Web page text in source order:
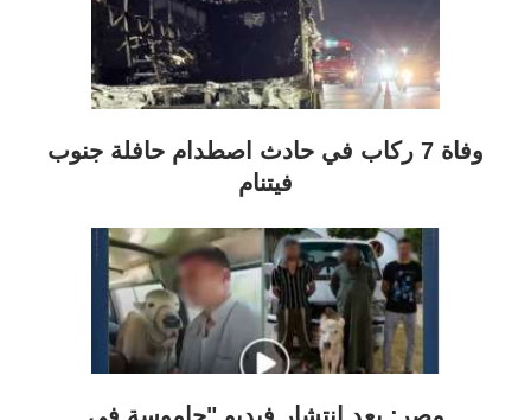
وفاة 7 ركاب في حادث اصطدام حافلة جنوب
فيتنام